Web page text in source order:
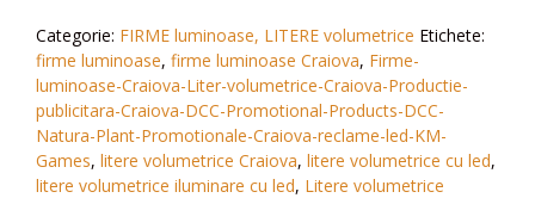
Categorie: FIRME luminoase, LITERE volumetrice Etichete:
firme luminoase, firme luminoase Craiova, Firme-
luminoase-Craiova-Liter-volumetrice-Craiova-Productie-
publicitara-Craiova-DCC-Promotional-Products-DCC-
Natura-Plant-Promotionale-Craiova-reclame-led-KM-
Games, litere volumetrice Craiova, litere volumetrice cu led,
litere volumetrice iluminare cu led, Litere volumetrice